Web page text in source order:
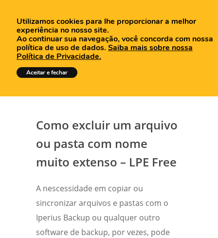
Tutoriais
Como excluir um arquivo
ou pasta com nome
muito extenso – LPE Free
A nescessidade em copiar ou
sincronizar arquivos e pastas com o
Iperius Backup ou qualquer outro
software de backup, por vezes, pode
Utilizamos cookies para lhe proporcionar a melhor
experiência no nosso site.
Ao continuar sua navegação, você concorda com nossa
política de uso de dados. Saiba mais sobre nossa
Política de Privacidade.
Aceitar e fechar